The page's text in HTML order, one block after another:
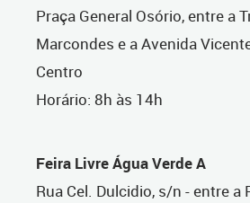
Praça General Osório, entre a
Marcondes e a Avenida
Centro
Horário: 8h às 14h
Feira Livre Água Verde A
Rua Cel. Dulcidio, s/n - entre a